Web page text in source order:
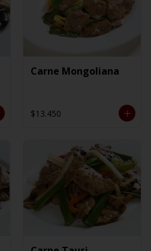
Carne Mongoliana
$13.450